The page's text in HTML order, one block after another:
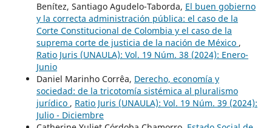
Benítez, Santiago Agudelo-Taborda, El buen gobierno
y la correcta administración pública: el caso de la
Corte Constitucional de Colombia y el caso de la
suprema corte de justicia de la nación de México ,
Ratio Juris (UNAULA): Vol. 19 Núm. 38 (2024): Enero-
Junio
Daniel Marinho Corrêa, Derecho, economía y
sociedad: de la tricotomía sistémica al pluralismo
jurídico , Ratio Juris (UNAULA): Vol. 19 Núm. 39 (2024):
Julio - Diciembre